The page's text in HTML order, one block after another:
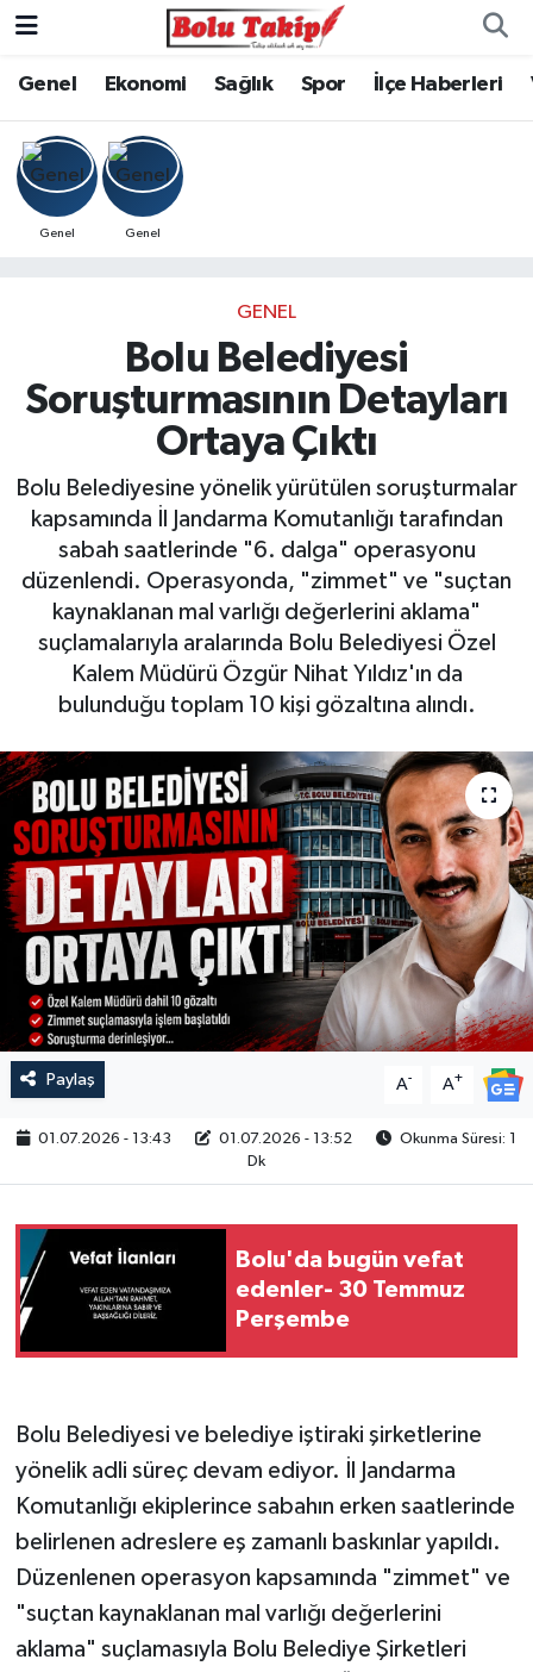
Genel Ekonomi Sağlık Spor İlçe Haberleri
Genel Genel
GENEL
Bolu Belediyesi
Soruşturmasının Detayları
Ortaya Çıktı
Bolu Belediyesine yönelik yürütülen soruşturmalar
kapsamında İl Jandarma Komutanlığı tarafından
sabah saatlerinde "6. dalga" operasyonu
düzenlendi. Operasyonda, "zimmet" ve "suçtan
kaynaklanan mal varlığı değerlerini aklama"
suçlamalarıyla aralarında Bolu Belediyesi Özel
Kalem Müdürü Özgür Nihat Yıldız'ın da
bulunduğu toplam 10 kişi gözaltına alındı.
Paylaş A- A+
01.07.2026 - 13:43 01.07.2026 - 13:52
Okunma Süresi: 1
Dk
Bolu'da bugün vefat
edenler- 30 Temmuz
Perşembe
Bolu Belediyesi ve belediye iştiraki şirketlerine
yönelik adli süreç devam ediyor. İl Jandarma
Komutanlığı ekiplerince sabahın erken saatlerinde
belirlenen adreslere eş zamanlı baskınlar yapıldı.
Düzenlenen operasyon kapsamında "zimmet" ve
"suçtan kaynaklanan mal varlığı değerlerini
aklama" suçlamasıyla Bolu Belediye Şirketleri